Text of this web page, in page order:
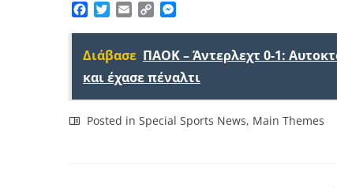
Facebook
TwitterEmailCopy
Διάβασε ΠΑΟΚ – Άντερλεχτ 0-1:
και έχασε πέναλτι
Posted in Special Sports News, Main Themes